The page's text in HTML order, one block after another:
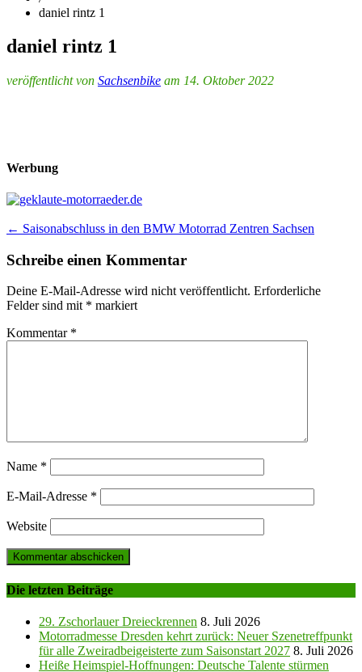
daniel rintz 1
daniel rintz 1
veröffentlicht von Sachsenbike am 14. Oktober 2022
Werbung
Post
navigation
← Saisonabschluss in den BMW Motorrad Zentren Sachsen
Schreibe einen Kommentar
Deine E-Mail-Adresse wird nicht veröffentlicht. Erforderliche
Felder sind mit * markiert
Kommentar *
Name *
E-Mail-Adresse *
Website
Die letzten Beiträge
29. Zschorlauer Dreieckrennen 8. Juli 2026
Motorradmesse Dresden kehrt zurück: Neuer Szenetreffpunkt
für alle Zweiradbeigeisterte zum Saisonstart 2027 8. Juli 2026
Heiße Heimspiel-Hoffnungen: Deutsche Talente stürmen